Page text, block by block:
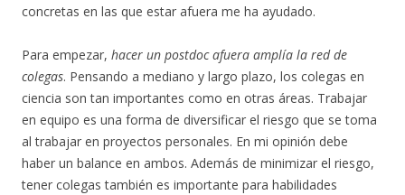
concretas en las que estar afuera me ha ayudado.
Para empezar, hacer un postdoc afuera amplía la red de
colegas. Pensando a mediano y largo plazo, los colegas en
ciencia son tan importantes como en otras áreas. Trabajar
en equipo es una forma de diversificar el riesgo que se toma
al trabajar en proyectos personales. En mi opinión debe
haber un balance en ambos. Además de minimizar el riesgo,
tener colegas también es importante para habilidades